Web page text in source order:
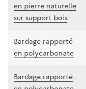
en pierre naturelle
sur support bois
Bardage rapporté
en polycarbonate
Bardage rapporté